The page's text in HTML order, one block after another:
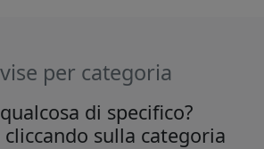
per categoria
di specifico?
cliccando sulla categoria